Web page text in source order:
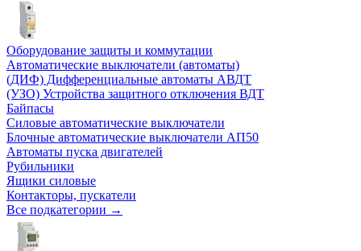
Оборудование защиты и коммутации
Автоматические выключатели (автоматы)
(ДИФ) Дифференциальные автоматы АВДТ
(УЗО) Устройства защитного отключения ВДТ
Байпасы
Силовые автоматические выключатели
Блочные автоматические выключатели АП50
Автоматы пуска двигателей
Рубильники
Ящики силовые
Контакторы, пускатели
Все подкатегории →